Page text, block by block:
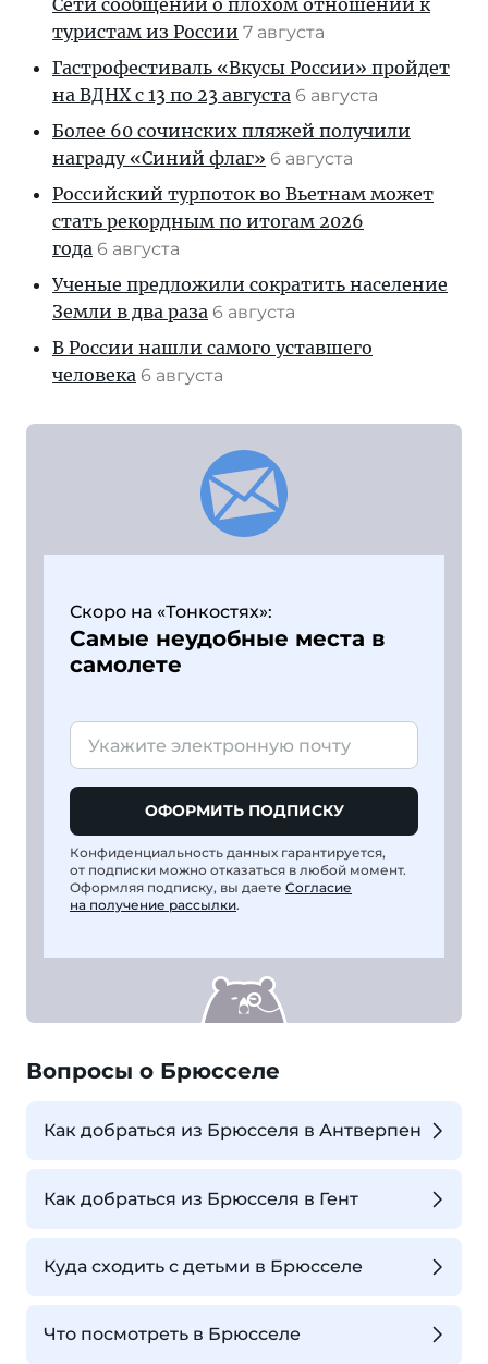
Сети сообщений о плохом отношении к
туристам из России 7 августа
Гастрофестиваль «Вкусы России» пройдет
на ВДНХ с 13 по 23 августа 6 августа
Более 60 сочинских пляжей получили
награду «Синий флаг» 6 августа
Российский турпоток во Вьетнам может
стать рекордным по итогам 2026
года 6 августа
Ученые предложили сократить население
Земли в два раза 6 августа
В России нашли самого уставшего
человека 6 августа
Скоро на «Тонкостях»:
Самые неудобные места в
самолете
ОФОРМИТЬ ПОДПИСКУ
Конфиденциальность данных гарантируется,
от подписки можно отказаться в любой момент.
Оформляя подписку, вы даете Согласие
на получение рассылки.
Вопросы о Брюсселе
Как добраться из Брюсселя в Антверпен
Как добраться из Брюсселя в Гент
Куда сходить с детьми в Брюсселе
Что посмотреть в Брюсселе